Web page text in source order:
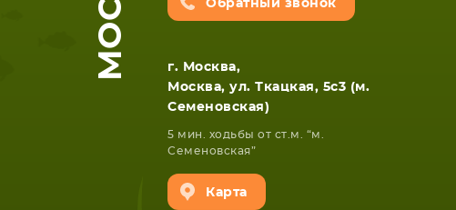
Обратный звонок
г. Москва,
Москва, ул. Ткацкая, 5с3 (м.
Семеновская)
5 мин. ходьбы от ст.м. “м.
Семеновская”
Карта